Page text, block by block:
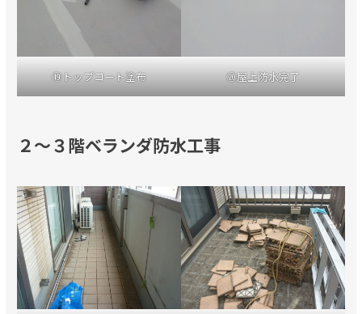
⑲トップコート塗布 ⑳屋上防水完了
２～３階ベランダ防水工事